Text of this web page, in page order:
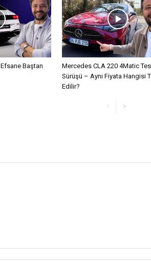
Baştan
Mercedes CLA 220 4Matic
Sürüşü – Aynı Fiyata Hangisi
Edilir?